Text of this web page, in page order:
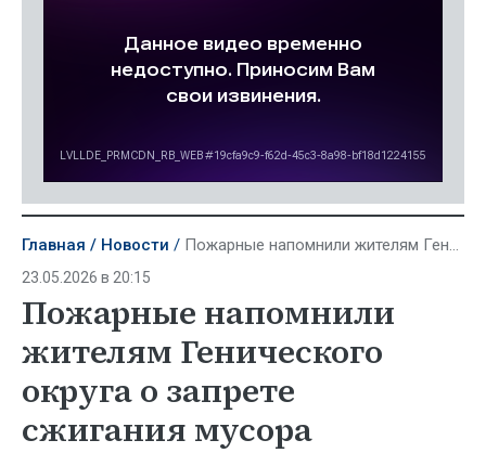
Главная Новости Пожарные напомнили жителям Генического округа о запрете сжигания мусора
23.05.2026 в 20:15
Пожарные напомнили
жителям Генического
округа о запрете
сжигания мусора